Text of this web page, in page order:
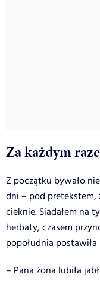
Za każdym
Z początku bywało
dni – pod
cieknie. Siadałem na
herbaty, czasem
popołudnia
– Pana żona lubiła